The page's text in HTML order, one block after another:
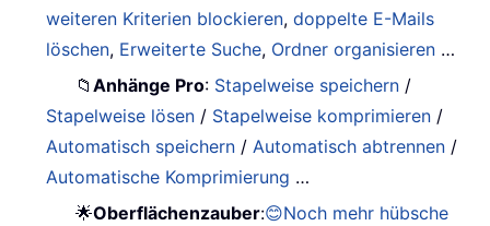
weiteren Kriterien blockieren,doppelte E-Mails
löschen, Erweiterte Suche, Ordner organisieren …
📁Anhänge Pro: Stapelweise speichern /
Stapelweise lösen / Stapelweise komprimieren /
Automatisch speichern /Automatisch abtrennen /
Automatische Komprimierung …
🌟Oberflächenzauber:😊Noch mehr hübsche